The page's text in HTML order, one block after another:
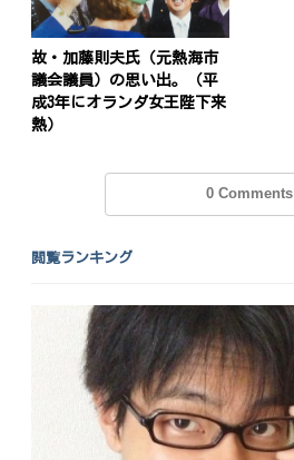
故・加藤則夫氏（元熱海市
議会議員）の思い出。（平
成3年にオランダ女王陛下来
熱）
0 Comments
閲覧ランキング